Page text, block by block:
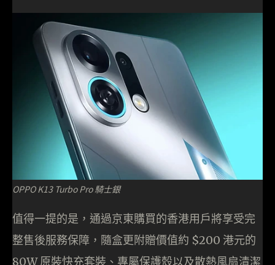
OPPO K13 Turbo Pro 騎士銀
值得一提的是，通過京東購買的香港用戶將享受完
整售後服務保障，隨盒更附贈價值約 $200 港元的
80W 原裝快充套裝、專屬保護殼以及散熱風扇清潔